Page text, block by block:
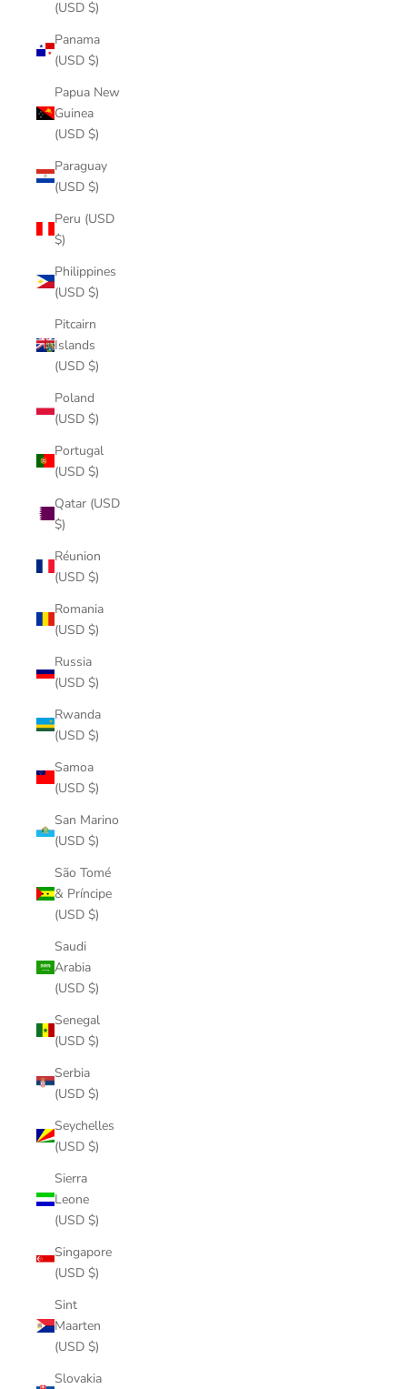
(USD $)
Panama
(USD $)
Papua New
Guinea
(USD $)
Paraguay
(USD $)
Peru (USD
$)
Philippines
(USD $)
Pitcairn
Islands
(USD $)
Poland
(USD $)
Portugal
(USD $)
Qatar (USD
$)
Réunion
(USD $)
Romania
(USD $)
Russia
(USD $)
Rwanda
(USD $)
Samoa
(USD $)
San Marino
(USD $)
São Tomé
& Príncipe
(USD $)
Saudi
Arabia
(USD $)
Senegal
(USD $)
Serbia
(USD $)
Seychelles
(USD $)
Sierra
Leone
(USD $)
Singapore
(USD $)
Sint
Maarten
(USD $)
Slovakia